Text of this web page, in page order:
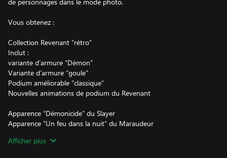
Vous obtenez :
Collection Revenant “rétro”
Inclut :
variante d’armure “Démon”
Variante d’armure “goule”
Podium améliorable “classique”
Nouvelles animations de podium du Revenant
Apparence “Démonicide” du Slayer
Apparence “Un feu dans la nuit” du Maraudeur
Apparence d’arme “Circuit imprimé” pour la mitrailleuse
Afficher plus